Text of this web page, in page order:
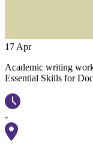
17 Apr
Academic writing
Essential Skills for
-